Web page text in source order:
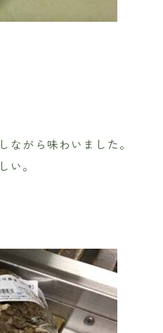
がら味わいました。
。